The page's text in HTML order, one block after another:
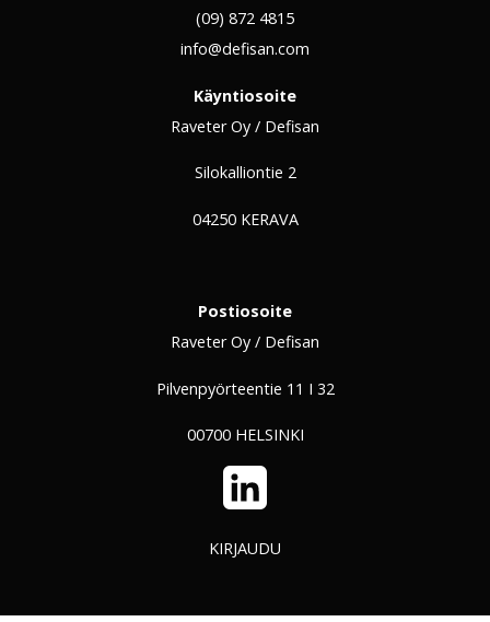
(09) 872 4815
info@defisan.com
Käyntiosoite
Raveter Oy / Defisan
Silokalliontie 2
04250 KERAVA
Postiosoite
Raveter Oy / Defisan
Pilvenpyörteentie 11 I 32
00700 HELSINKI
KIRJAUDU